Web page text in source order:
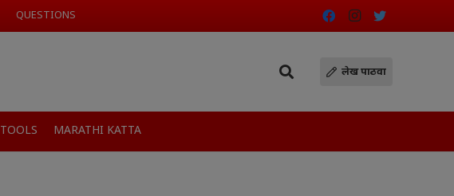
QUESTIONS
लेख पाठवा
TOOLS MARATHI KATTA